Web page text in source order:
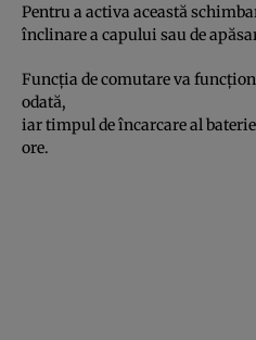
Pentru a activa această
înclinare a capului sau de
Funcţia de comutare va
odată,
iar timpul de încarcare al
ore.